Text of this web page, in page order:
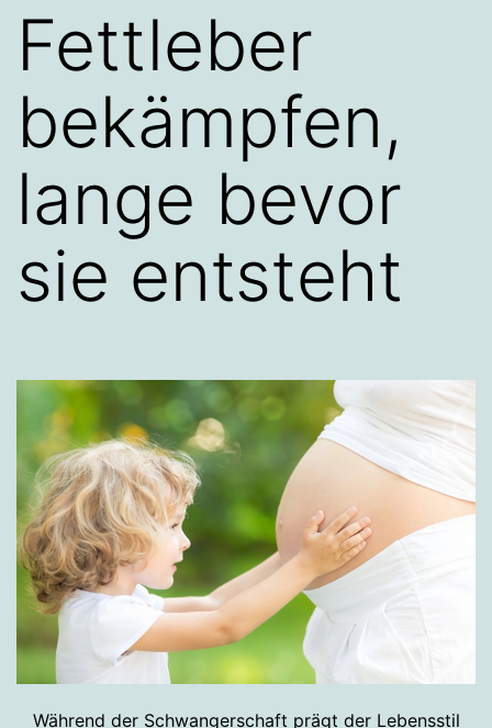
Fettleber
bekämpfen,
lange bevor
sie entsteht
Während der Schwangerschaft prägt der Lebensstil